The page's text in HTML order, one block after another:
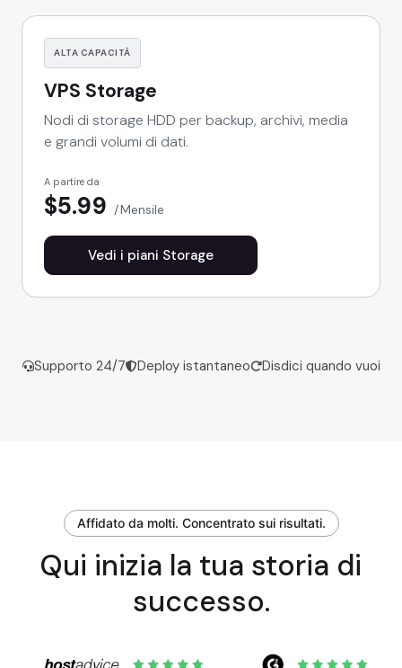
ALTA CAPACITÀ
VPS Storage
Nodi di storage HDD per backup, archivi, media
e grandi volumi di dati.
A partire da
$5.99 Mensile
Vedi i piani Storage
Supporto 24/7 Deploy istantaneo Disdici quando vuoi
Affidato da molti. Concentrato sui risultati.
Qui inizia la tua storia di
successo.